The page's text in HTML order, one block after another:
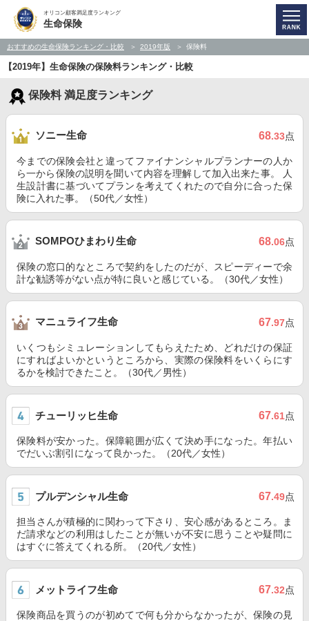
オリコン顧客満足度ランキング
生命保険
おすすめの生命保険ランキング・比較 2019年版 保険料
【2019年】生命保険の保険料ランキング・比較
保険料 満足度ランキング
ソニー生命 68.33点
今までの保険会社と違ってファイナンシャルプランナーの人か
ら一から保険の説明を聞いて内容を理解して加入出来た事。 人
生設計書に基づいてプランを考えてくれたので自分に合った保
険に入れた事。（50代／女性）
SOMPOひまわり生命 68.06点
保険の窓口的なところで契約をしたのだが、スピーディーで余
計な勧誘等がない点が特に良いと感じている。（30代／女性）
マニュライフ生命 67.97点
いくつもシミュレーションしてもらえたため、どれだけの保証
にすればよいかというところから、実際の保険料をいくらにす
るかを検討できたこと。（30代／男性）
チューリッヒ生命 67.61点
保険料が安かった。保障範囲が広くて決め手になった。年払い
でだいぶ割引になって良かった。（20代／女性）
プルデンシャル生命 67.49点
担当さんが積極的に関わって下さり、安心感があるところ。ま
だ請求などの利用はしたことが無いが不安に思うことや疑問に
はすぐに答えてくれる所。（20代／女性）
メットライフ生命 67.32点
保険商品を買うのが初めてで何も分からなかったが、保険の見